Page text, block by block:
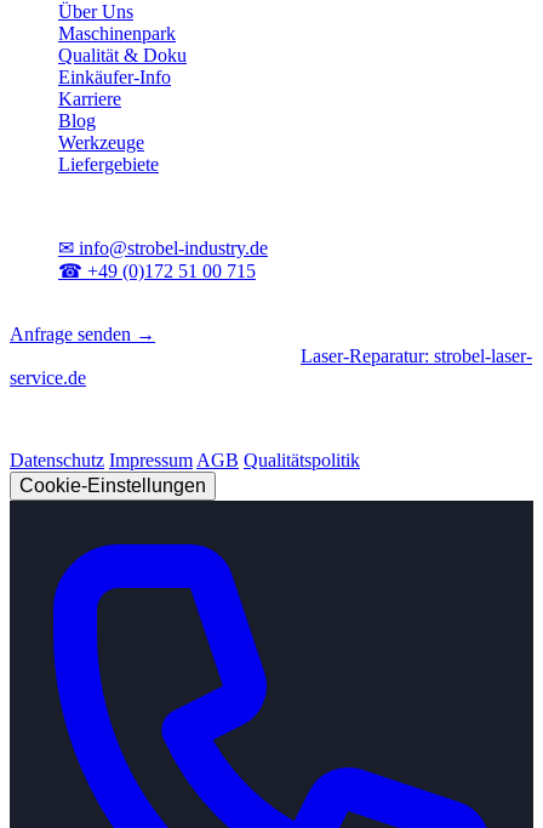
Über Uns
Maschinenpark
Qualität & Doku
Einkäufer-Info
Karriere
Blog
Werkzeuge
Liefergebiete
✉ info@strobel-industry.de
☎ +49 (0)172 51 00 715
Anfrage senden →
Laser-Reparatur: strobel-laser-
service.de
Datenschutz ImpressumAGB Qualitätspolitik
Cookie-Einstellungen